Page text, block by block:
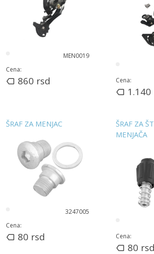
MEN0019
Cena:
860 rsd
Cena:
1.140
ŠRAF ZA MENJAC
3247005
Cena:
80 rsd
ŠRAF ZA
MENJAČA
Cena:
80 rsd